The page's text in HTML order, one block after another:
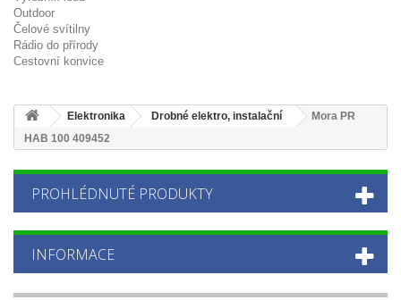
Outdoor
Čelové svítilny
Rádio do přírody
Cestovní konvice
Elektronika Drobné elektro, instalační
Mora PR
HAB 100 409452
PROHLÉDNUTÉ PRODUKTY
INFORMACE